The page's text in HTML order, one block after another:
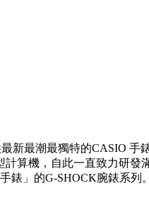
新最潮最獨特的CASIO 手
算機，自此一直致力研
」的G-SHOCK腕錶系列